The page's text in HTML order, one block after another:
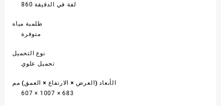
860 لفة في الدقيقة
طلمبة مياه
متوفرة
نوع التحميل
تحميل علوي
الأبعاد (العرض × الارتفاع × العمق) مم
607 × 1007 × 683